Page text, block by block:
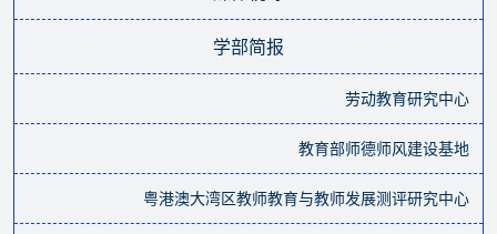
学部简报
劳动教育研究中心
教育部师德师风建设基地
粤港澳大湾区教师教育与教师发展测评研究中心